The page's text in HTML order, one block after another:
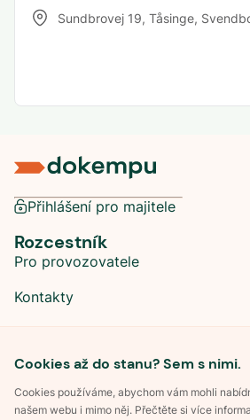
Sundbrovej 19, Tåsinge,
Cookies až do stanu? Sem s nimi.
Cookies používáme, abychom vám mohli
našem webu i mimo něj. Přečtěte si více
Přihlášení pro majitele
Rozcestník
Pro provozovatele
Kontakty